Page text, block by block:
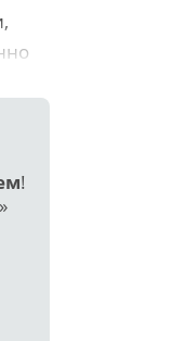
!